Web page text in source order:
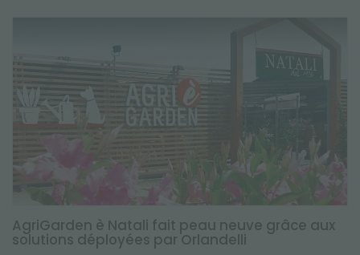
AgriGarden è Natali fait peau neuve grâce aux
solutions déployées par Orlandelli